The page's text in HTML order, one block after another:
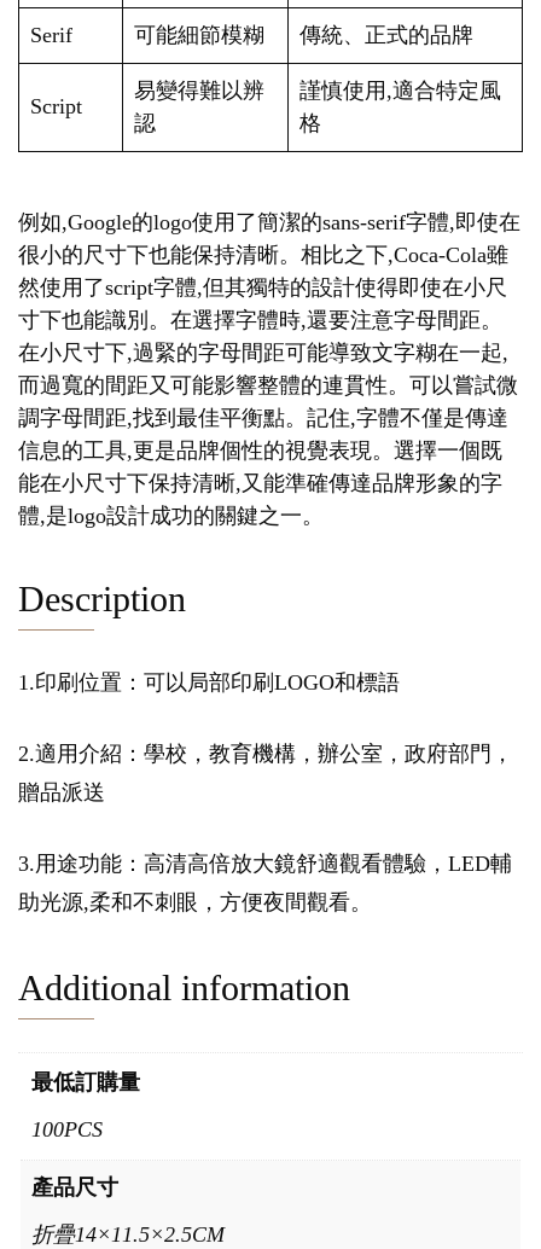
Serif 可能細節模糊 傳統、正式的品牌
Script
易變得難以辨
認
謹慎使用,適合特定風
格
例如,Google的logo使用了簡潔的sans-serif字體,即使在
很小的尺寸下也能保持清晰。相比之下,Coca-Cola雖
然使用了script字體,但其獨特的設計使得即使在小尺
寸下也能識別。在選擇字體時,還要注意字母間距。
在小尺寸下,過緊的字母間距可能導致文字糊在一起,
而過寬的間距又可能影響整體的連貫性。可以嘗試微
調字母間距,找到最佳平衡點。記住,字體不僅是傳達
信息的工具,更是品牌個性的視覺表現。選擇一個既
能在小尺寸下保持清晰,又能準確傳達品牌形象的字
體,是logo設計成功的關鍵之一。
Description
1.印刷位置：可以局部印刷LOGO和標語
2.適用介紹：學校，教育機構，辦公室，政府部門，
贈品派送
3.用途功能：高清高倍放大鏡舒適觀看體驗，LED輔
助光源,柔和不刺眼，方便夜間觀看。
Additional information
最低訂購量
100PCS
產品尺寸
折疊14×11.5×2.5CM